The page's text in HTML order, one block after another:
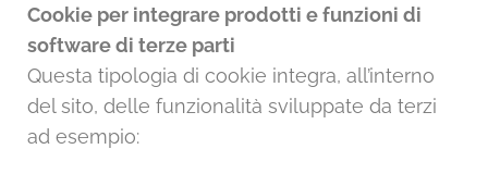
Cookie per integrare prodotti e funzioni di
software di terze parti
Questa tipologia di cookie integra, all’interno
del sito, delle funzionalità sviluppate da terzi
ad esempio: